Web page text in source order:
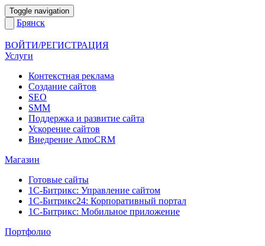
Toggle navigation
Брянск
ВОЙТИ/РЕГИСТРАЦИЯ
Услуги
Контекстная реклама
Создание сайтов
SEO
SMM
Поддержка и развитие сайта
Ускорение сайтов
Внедрение AmoCRM
Магазин
Готовые сайты
1С-Битрикс: Управление сайтом
1С-Битрикс24: Корпоративный портал
1С-Битрикс: Мобильное приложение
Портфолио